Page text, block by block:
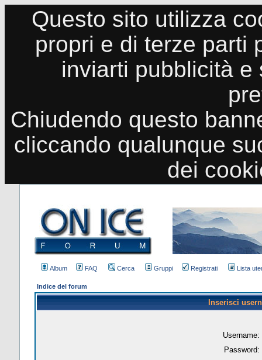
Questo sito utilizza
propri e di terze parti
inviarti pubblicità
Chiudendo questo
cliccando qualunque
dei
Album FAQ Cerca Gruppi Registrati Lista
Indice del forum
Inserisci
Username:
Password: